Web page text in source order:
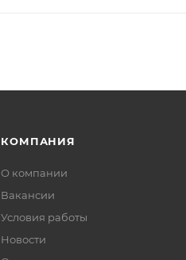
КОМПАНИЯ
О компании
Вакансии
Условия работы
Новости